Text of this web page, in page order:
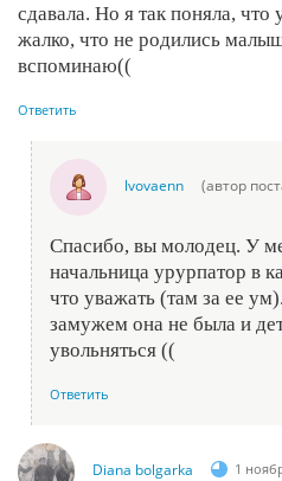
сдавала. Но я так поняла, что
жалко, что не родились
вспоминаю((
Ответить
lvovaenn (автор
Спасибо, вы молодец. У
начальница урурпатор в
что уважать (там за ее
замужем она не была и
увольняться ((
Ответить
Diana bolgarka 1